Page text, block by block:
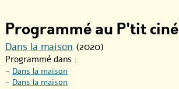
Programmé au P'tit ciné
Dans la maison (2020)
Programmé dans :
- Dans la maison
- Dans la maison